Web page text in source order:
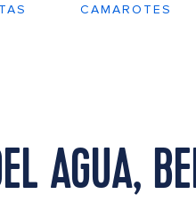
CAMAROTES
AGUA,